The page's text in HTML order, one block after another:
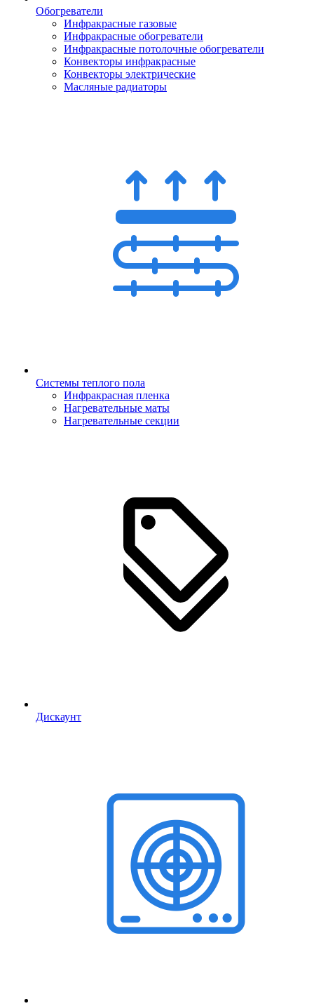
Обогреватели
Инфракрасные газовые
Инфракрасные обогреватели
Инфракрасные потолочные обогреватели
Конвекторы инфракрасные
Конвекторы электрические
Масляные радиаторы
Системы теплого пола
Инфракрасная пленка
Нагревательные маты
Нагревательные секции
Дискаунт